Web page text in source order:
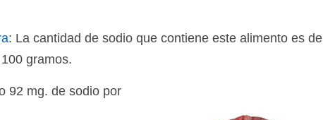
: La cantidad de sodio que contiene este alimento es de
gramos.
92 mg. de sodio por